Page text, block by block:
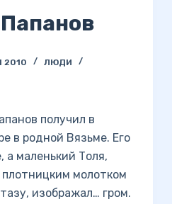
2010
ЛЮДИ
получил в
в родной Вязьме. Его
а маленький Толя,
молотком
изображал… гром.